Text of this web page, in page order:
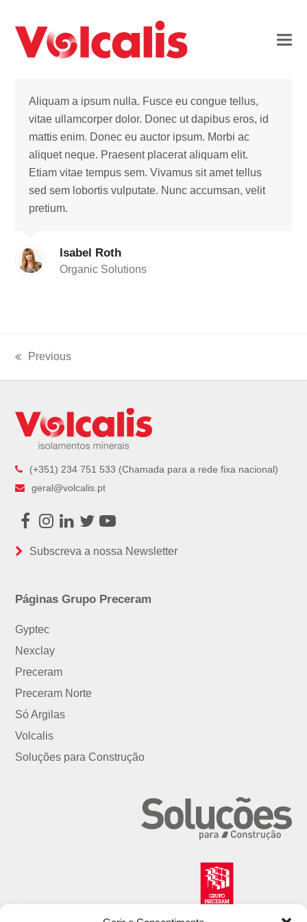
Aliquam a ipsum nulla. Fusce eu congue tellus,
vitae ullamcorper dolor. Donec ut dapibus eros, id
mattis enim. Donec eu auctor ipsum. Morbi ac
aliquet neque. Praesent placerat aliquam elit.
Etiam vitae tempus sem. Vivamus sit amet tellus
sed sem lobortis vulputate. Nunc accumsan, velit
pretium.
Isabel Roth
Organic Solutions
post:
Previous
(+351) 234 751 533 (Chamada para a rede fixa nacional)
geral@volcalis.pt
Facebook
Instagram
LinkedIn
TwitterYoutube
Subscreva a nossa Newsletter
Páginas Grupo Preceram
Gyptec
Nexclay
Preceram
Preceram Norte
Só Argilas
Volcalis
Soluções para Construção